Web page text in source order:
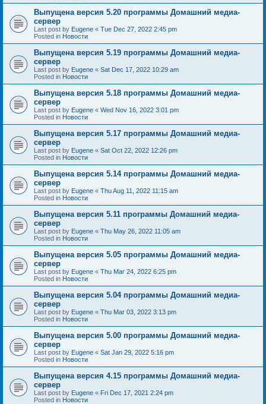
Выпущена версия 5.20 программы Домашний медиа-
сервер
Last post by Eugene « Tue Dec 27, 2022 2:45 pm
Posted in Новости
Выпущена версия 5.19 программы Домашний медиа-
сервер
Last post by Eugene « Sat Dec 17, 2022 10:29 am
Posted in Новости
Выпущена версия 5.18 программы Домашний медиа-
сервер
Last post by Eugene « Wed Nov 16, 2022 3:01 pm
Posted in Новости
Выпущена версия 5.17 программы Домашний медиа-
сервер
Last post by Eugene « Sat Oct 22, 2022 12:26 pm
Posted in Новости
Выпущена версия 5.14 программы Домашний медиа-
сервер
Last post by Eugene « Thu Aug 11, 2022 11:15 am
Posted in Новости
Выпущена версия 5.11 программы Домашний медиа-
сервер
Last post by Eugene « Thu May 26, 2022 11:05 am
Posted in Новости
Выпущена версия 5.05 программы Домашний медиа-
сервер
Last post by Eugene « Thu Mar 24, 2022 6:25 pm
Posted in Новости
Выпущена версия 5.04 программы Домашний медиа-
сервер
Last post by Eugene « Thu Mar 03, 2022 3:13 pm
Posted in Новости
Выпущена версия 5.00 программы Домашний медиа-
сервер
Last post by Eugene « Sat Jan 29, 2022 5:16 pm
Posted in Новости
Выпущена версия 4.15 программы Домашний медиа-
сервер
Last post by Eugene « Fri Dec 17, 2021 2:24 pm
Posted in Новости